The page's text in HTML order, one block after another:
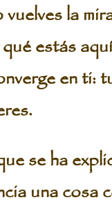
la
estás
en ti:
se ha
una cosa